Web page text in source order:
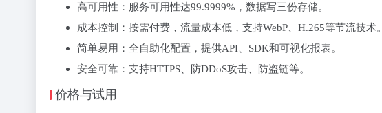
‌高可用性‌：服务可用性达99.9999%，数据写三份存储。
‌成本控制‌：按需付费，流量成本低，支持WebP、H.265等节流技术。
‌简单易用‌：全自助化配置，提供API、SDK和可视化报表。
‌安全可靠‌：支持HTTPS、防DDoS攻击、防盗链等。
价格与试用